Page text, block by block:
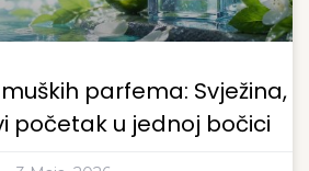
parfema: Svježina,
početak u jednoj bočici